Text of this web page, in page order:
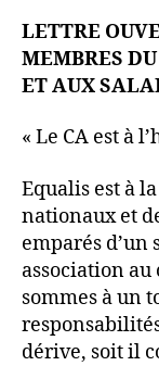
LETTRE
MEMBRES
ET AUX
« Le CA est à
Equalis est à
nationaux et
emparés
association
sommes à un
dérive, soit il